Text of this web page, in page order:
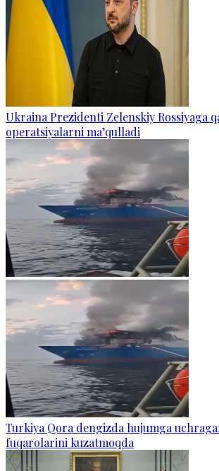
Ukraina Prezidenti Zelenskiy Rossiyaga
operatsiyalarni ma’qulladi
Turkiya Qora dengizda hujumga
fuqarolarini kuzatmoqda